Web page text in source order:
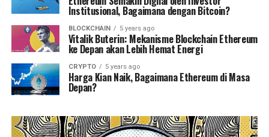
Institusional, Bagaimana dengan Bitcoin?
BLOCKCHAIN 5 years ago
Vitalik Buterin: Mekanisme Blockchain Ethereum
ke Depan akan Lebih Hemat Energi
CRYPTO 5 years ago
Harga Kian Naik, Bagaimana Ethereum di Masa
Depan?